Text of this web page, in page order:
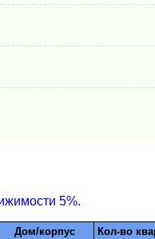
5%.
Дом/корпус Кол-во